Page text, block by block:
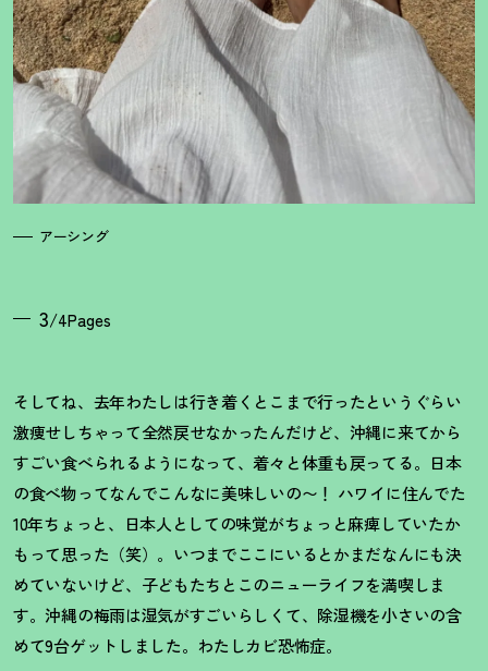
アーシング
3/4Pages
そしてね、去年わたしは行き着くとこまで行ったというぐらい
激痩せしちゃって全然戻せなかったんだけど、沖縄に来てから
すごい食べられるようになって、着々と体重も戻ってる。日本
の食べ物ってなんでこんなに美味しいの〜 ！ ハワイに住んでた
10年ちょっと、日本人としての味覚がちょっと麻痺していたか
もって思った（笑）。いつまでここにいるとかまだなんにも決
めていないけど、子どもたちとこのニューライフを満喫しま
す。沖縄の梅雨は湿気がすごいらしくて、除湿機を小さいの含
めて9台ゲットしました。わたしカビ恐怖症。